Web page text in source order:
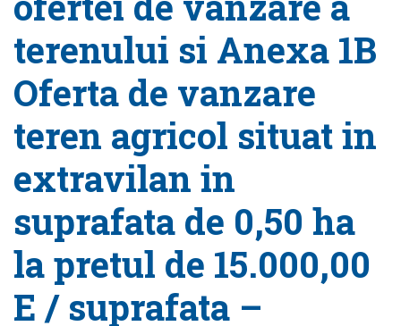
terenului si Anexa 1B
Oferta de vanzare
teren agricol situat in
extravilan in
suprafata de 0,50 ha
la pretul de 15.000,00
E / suprafata –